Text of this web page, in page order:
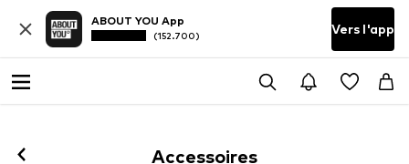
ABOUT YOU App
(152.700) Vers l'app
Accessoires